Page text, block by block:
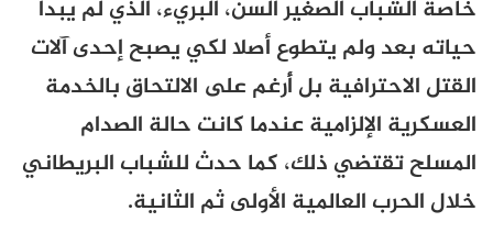
خاصة الشباب الصغير السن، البريء، الذي لم يبدأ
حياته بعد ولم يتطوع أصلا لكي يصبح إحدى آلات
القتل الاحترافية بل أُرغم على الالتحاق بالخدمة
العسكرية الإلزامية عندما كانت حالة الصدام
المسلح تقتضي ذلك، كما حدث للشباب البريطاني
خلال الحرب العالمية الأولى ثم الثانية.